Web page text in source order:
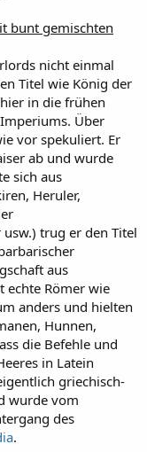
bunt gemischten
nicht einmal
Titel wie König der
in die frühen
Über
vor spekuliert. Er
ab und wurde
sich aus
Heruler,
trug er den Titel
aus
echte Römer wie
anders und hielten
Hunnen,
die Befehle und
in Latein
griechisch-
wurde vom
des
.